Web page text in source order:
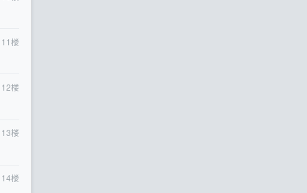
11楼
12楼
13楼
14楼